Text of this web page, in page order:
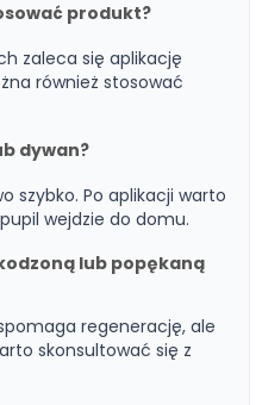
produkt?
zaleca się aplikację
również stosować
dywan?
szybko. Po aplikacji warto
wejdzie do domu.
lub popękaną
regenerację, ale
skonsultować się z